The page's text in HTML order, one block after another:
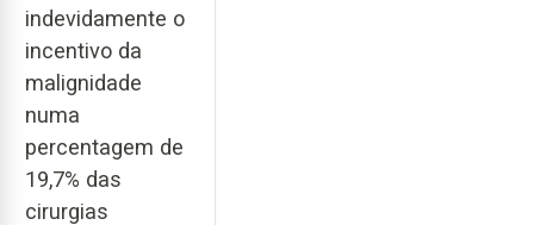
indevidamente o
incentivo da
malignidade
numa
percentagem de
19,7% das
cirurgias